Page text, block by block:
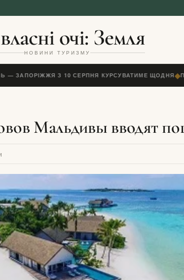
очі: Земля
НОВИНИ ТУРИЗМУ
— ЗАПОРІЖЖЯ З 10 СЕРПНЯ КУРСУВАТИМЕ ЩОДНЯ◆
Мальдивы вводят